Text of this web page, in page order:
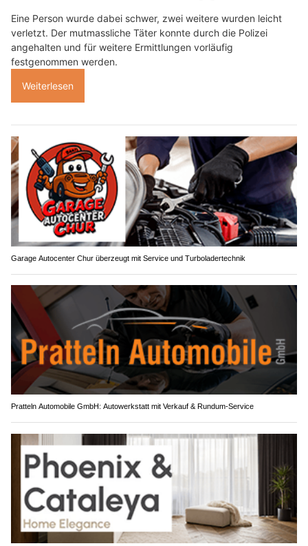
Eine Person wurde dabei schwer, zwei weitere wurden leicht
verletzt. Der mutmassliche Täter konnte durch die Polizei
angehalten und für weitere Ermittlungen vorläufig
festgenommen werden.
Weiterlesen
Garage Autocenter Chur überzeugt mit Service und Turboladertechnik
Pratteln Automobile GmbH: Autowerkstatt mit Verkauf & Rundum-Service